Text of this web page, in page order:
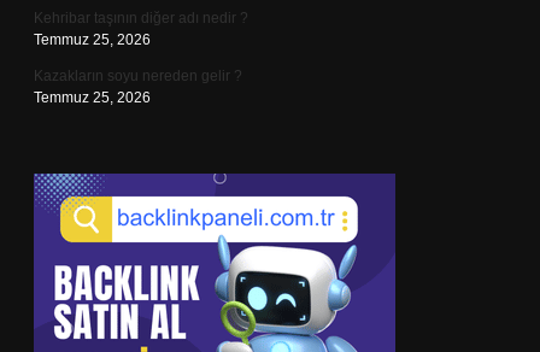
Kehribar taşının diğer adı nedir ?
Temmuz 25, 2026
Kazakların soyu nereden gelir ?
Temmuz 25, 2026